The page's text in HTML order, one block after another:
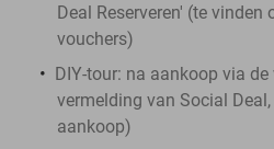
Deal Reserveren' (te vinden
vouchers)
DIY-tour: na aankoop via
vermelding van Social
aankoop)